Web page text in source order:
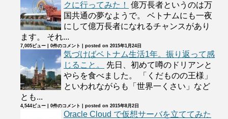
クに行ってみた！
億万長者というのは万
国共通の夢なようで。 ベトナムにも一夜
にして億万長者になれるチャンスがあり
ます。 それ...
7,005ビュー 0件のコメント posted on 2015年1月24日
気づけばベトナム生活1年。振り返って感
じること。
先日、初めて噂のドリアンと
やらを食べました。 「くだものの王様」
といわれながらも「世界一くさい」など
とも...
4,544ビュー 0件のコメント posted on 2015年8月2日
Oracle Cloud で仮想サーバを立ててみた